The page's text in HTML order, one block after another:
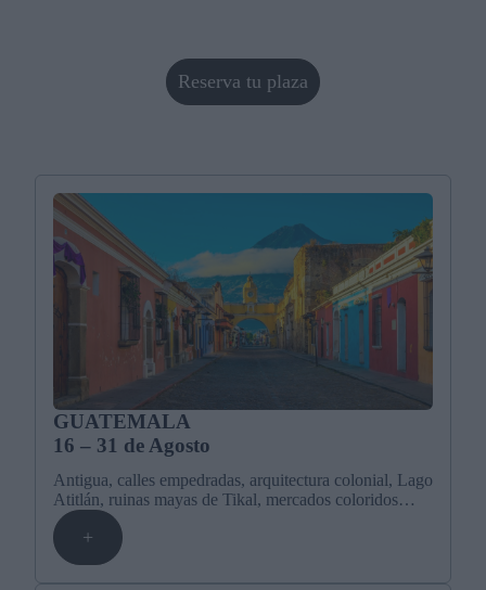
Reserva tu plaza
GUATEMALA
16 – 31 de Agosto
Antigua, calles empedradas, arquitectura colonial, Lago
Atitlán, ruinas mayas de Tikal, mercados coloridos…
+